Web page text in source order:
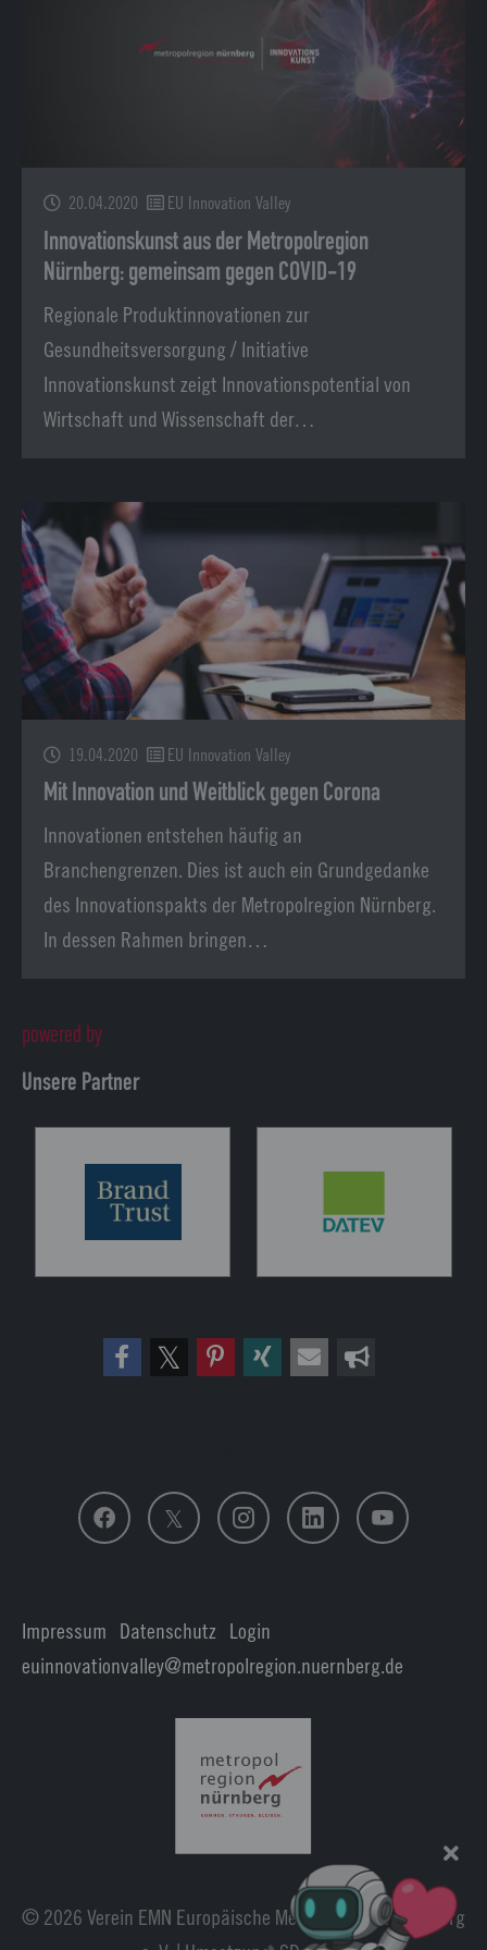
20.04.2020 EU Innovation Valley
Innovationskunst aus der Metropolregion
Nürnberg: gemeinsam gegen COVID-19
Regionale Produktinnovationen zur
Gesundheitsversorgung / Initiative
Innovationskunst zeigt Innovationspotential von
Wirtschaft und Wissenschaft der…
19.04.2020 EU Innovation Valley
Mit Innovation und Weitblick gegen Corona
Innovationen entstehen häufig an
Branchengrenzen. Dies ist auch ein Grundgedanke
des Innovationspakts der Metropolregion Nürnberg.
In dessen Rahmen bringen…
Unsere Partner
powered by
Impressum Datenschutz
Login
euinnovationvalley@metropolregion.nuernberg.de
© 2026 Verein EMN Europäische Metropolregion Nürnberg